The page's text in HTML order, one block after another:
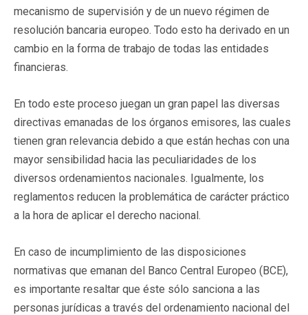
mecanismo de supervisión y de un nuevo régimen de
resolución bancaria europeo. Todo esto ha derivado en un
cambio en la forma de trabajo de todas las entidades
financieras.
En todo este proceso juegan un gran papel las diversas
directivas emanadas de los órganos emisores, las cuales
tienen gran relevancia debido a que están hechas con una
mayor sensibilidad hacia las peculiaridades de los
diversos ordenamientos nacionales. Igualmente, los
reglamentos reducen la problemática de carácter práctico
a la hora de aplicar el derecho nacional.
En caso de incumplimiento de las disposiciones
normativas que emanan del Banco Central Europeo (BCE),
es importante resaltar que éste sólo sanciona a las
personas jurídicas a través del ordenamiento nacional del